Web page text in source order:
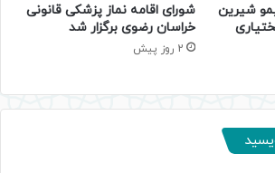
شیرین
شورای اقامه نماز پزشکی قانونی
خراسان رضوی برگزار شد
2 روز پیش